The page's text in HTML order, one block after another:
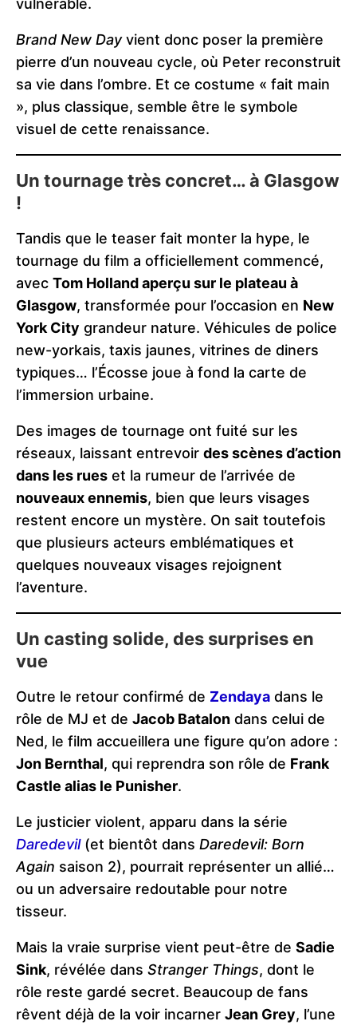
Brand New Dayvient donc poser la première
pierre d’un nouveau cycle, où Peter reconstruit
sa vie dans l’ombre. Et ce costume « fait main
», plus classique, semble être le symbole
visuel de cette renaissance.
Un tournage très concret… à Glasgow
!
Tandis que le teaser fait monter la hype, le
tournage du film a officiellement commencé,
avec Tom Holland aperçu sur le plateau à
Glasgow, transformée pour l’occasion en New
York City grandeur nature. Véhicules de police
new-yorkais, taxis jaunes, vitrines de diners
typiques… l’Écosse joue à fond la carte de
l’immersion urbaine.
Des images de tournage ont fuité sur les
réseaux, laissant entrevoir des scènes d’action
dans les rues et la rumeur de l’arrivée de
nouveaux ennemis, bien que leurs visages
restent encore un mystère. On sait toutefois
que plusieurs acteurs emblématiques et
quelques nouveaux visages rejoignent
l’aventure.
Un casting solide, des surprises en
vue
Outre le retour confirmé de Zendaya dans le
rôle de MJ et de Jacob Batalon dans celui de
Ned, le film accueillera une figure qu’on adore :
Jon Bernthal, qui reprendra son rôle de Frank
Castle alias le Punisher.
Le justicier violent, apparu dans la série
Daredevil (et bientôt dans Daredevil: Born
Again saison 2), pourrait représenter un allié…
ou un adversaire redoutable pour notre
tisseur.
Mais la vraie surprise vient peut-être de Sadie
Sink, révélée dans Stranger Things, dont le
rôle reste gardé secret. Beaucoup de fans
rêvent déjà de la voir incarner Jean Grey, l’une